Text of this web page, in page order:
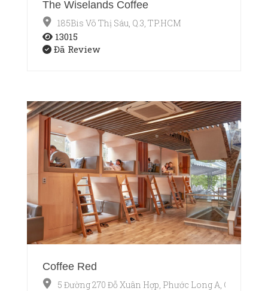
The Wiselands Coffee
185Bis Võ Thị Sáu, Q.3, TP.HCM
13015
Đã Review
Coffee Red
5 Đường 270 Đỗ Xuân Hợp, Phước Long A, Q9